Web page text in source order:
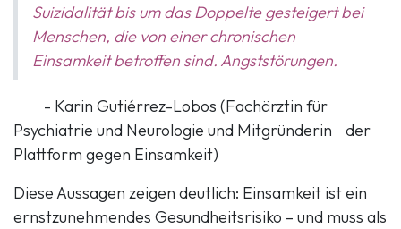
Suizidalität bis um das Doppelte gesteigert bei
Menschen, die von einer chronischen
Einsamkeit betroffen sind. Angststörungen.
​- ​Karin Gutiérrez-Lobos (Fachärztin für
Psychiatrie und Neurologie und Mitgründerin​
​der
Plattform gegen Einsamkeit)
Diese Aussagen zeigen deutlich: Einsamkeit ist ein
ernstzunehmendes Gesundheitsrisiko – und muss als